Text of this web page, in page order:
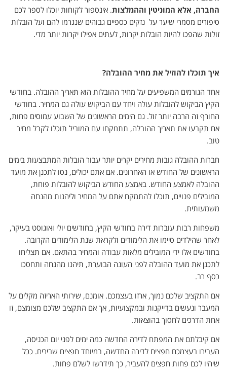
החברה, אלא המוניטין וההמלצות. אינספור לקוחות יוכלו לספר לכם
סיפורים מסמרי שיער על נזקים כספיים גבוהים שנגרמו להם ועל הובלות
זולות שהפכו להיות הובלות יקרות, לעתים אפילו יקרות יותר מדי.
איך תוכלו להוזיל את מחיר ההובלה?
אחד הגורמים המשפיעים על מחיר ההובלות הוא תאריך ההובלה. בחודשי
הקיץ הביקוש להובלות עולה ויחד עם הביקוש עולה גם המחיר. בחודשי
החורף זה הרבה יותר זול. גם הימים הראשונים של השבוע עמוסים פחות,
אם תקבעו את תאריך ההובלה, תתמקחו עם המוביל תוכלו לקבל מחיר
טוב.
חברות ההובלה גובות מחירים יקרים יותר עבור הובלות המתבצעות בימים
הראשונים של החודש או האחרונים. אם אתם יכולים, נסו לתכנן את מועד
ההובלה לאמצע החודש. באמצע החודש הביקוש להובלות פוחת,
המובילים פנויים, תוכלו להתמקח אתם על המחיר וליהנות מהנחה
משמעותית.
משפחות רבות עוברות דירה בחודשי הקיץ, בחודשים יולי ואוגוסט בעיקר,
לאחר שהילדים סיימו את הלימודים ולקראת שנת הלימודים הקרובה.
בחודשים אלו ידי המובילים מלאות עבודה והמחיר בהתאם. אם תצליחו
לתכנן את מועד ההובלה לפני העונה הבוערת, תיהנו מהנחה ותחסכו
כסף רב.
אם התקציב שלכם נמוך, ארזו בעצמכם. אומנם, שירותי האריזה מקלים על
המעבר ונעשים בדייקנות ובמקצועיות, אך אם התקציב שלכם מצומצם, זו
אחת הדרכים לחסוך בהוצאות.
אם קיבלתם את המפתח לדירה החדשה כמה ימים לפני יום הכניסה,
העבירו בעצמכם חפצים לדירה החדשה, במיוחד חפצים שבירים. ככל
שיהיו לכם פחות חפצים להעביר, כך תידרשו לשלם פחות.